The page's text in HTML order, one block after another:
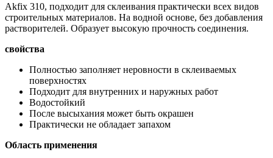
Akfix 310, подходит для склеивания практически всех видов
строительных материалов. На водной основе, без добавления
растворителей. Образует высокую прочность соединения.
свойства
Полностью заполняет неровности в склеиваемых
поверхностях
Подходит для внутренних и наружных работ
Водостойкий
После высыхания может быть окрашен
Практически не обладает запахом
Область применения